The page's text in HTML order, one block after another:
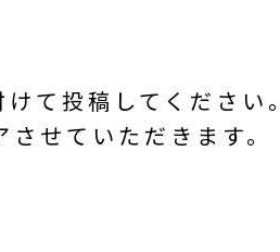
て投稿してください。
させていただきます。